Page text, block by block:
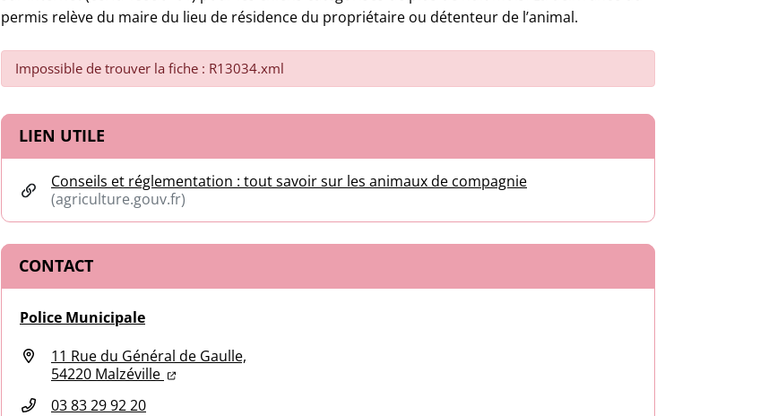
permis relève du maire du lieu de résidence du propriétaire ou détenteur de l’animal.
Impossible de trouver la fiche : R13034.xml
Informations complémentaires
LIEN UTILE
Conseils et réglementation : tout savoir sur les animaux de compagnie
(agriculture.gouv.fr)
CONTACT
Police Municipale
11 Rue du Général de Gaulle,
54220 Malzéville (ouverture dans un nouvel onglet)
(ouverture dans un nouvel onglet)
03 83 29 92 20